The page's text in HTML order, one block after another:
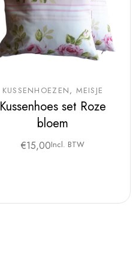
KUSSENHOEZEN MEISJE
Kussenhoes set Roze
bloem
€15,00Incl. BTW